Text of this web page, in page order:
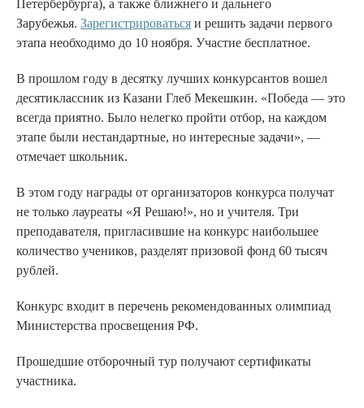
Петербербурга), а также ближнего и дальнего
Зарубежья. Зарегистрироваться и решить задачи первого
этапа необходимо до 10 ноября. Участие бесплатное.
В прошлом году в десятку лучших конкурсантов вошел
десятиклассник из Казани Глеб Мекешкин. «Победа — это
всегда приятно. Было нелегко пройти отбор, на каждом
этапе были нестандартные, но интересные задачи», —
отмечает школьник.
В этом году награды от организаторов конкурса получат
не только лауреаты «Я Решаю!», но и учителя. Три
преподавателя, пригласившие на конкурс наибольшее
количество учеников, разделят призовой фонд 60 тысяч
рублей.
Конкурс входит в перечень рекомендованных олимпиад
Министерства просвещения РФ.
Прошедшие отборочный тур получают сертификаты
участника.